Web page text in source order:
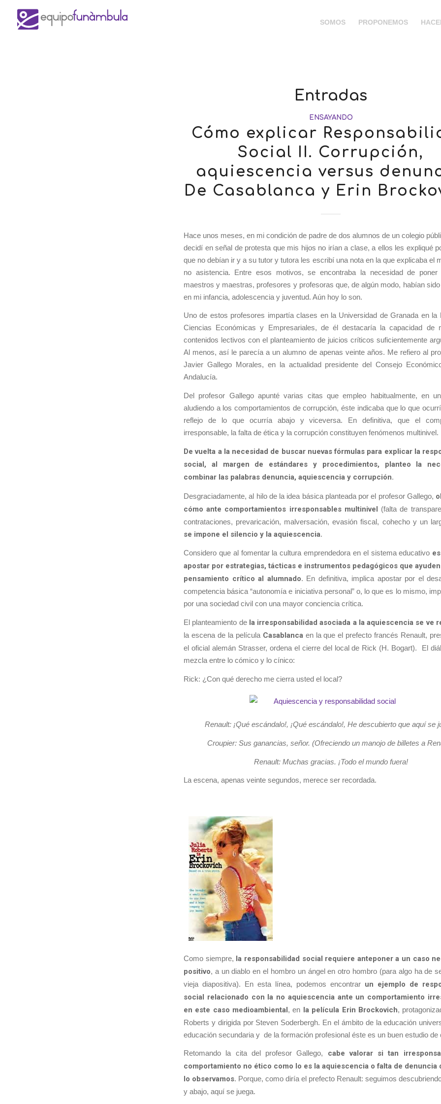
SOMOS PROPONEMOS
Entradas
ENSAYANDO
Cómo explicar
Social II. Corrupción,
aquiescencia versus
De Casablanca y Erin
Hace unos meses, en mi condición de padre de dos alumnos de un colegio
decidí en señal de protesta que mis hijos no irían a clase, a ellos les expliqué
que no debían ir y a su tutor y tutora les escribí una nota en la que explicaba el
no asistencia. Entre esos motivos, se encontraba la necesidad de
maestros y maestras, profesores y profesoras que, de algún modo, habían
en mi infancia, adolescencia y juventud. Aún hoy lo son.
Uno de estos profesores impartía clases en la Universidad de Granada en la
Ciencias Económicas y Empresariales, de él destacaría la capacidad de
contenidos lectivos con el planteamiento de juicios críticos suficientemente
Al menos, así le parecía a un alumno de apenas veinte años. Me refiero al
Javier Gallego Morales, en la actualidad presidente del Consejo
Andalucía.
Del profesor Gallego apunté varias citas que empleo habitualmente, en
aludiendo a los comportamientos de corrupción, éste indicaba que lo que
reflejo de lo que ocurría abajo
y viceversa. En definitiva, que el
irresponsable, la falta de ética y la corrupción constituyen fenómenos multinivel.
De vuelta a la necesidad de buscar nuevas fórmulas para explicar la
social, al margen de estándares y procedimientos, planteo la
combinar las palabras denuncia, aquiescencia y corrupción.
Desgraciadamente, al hilo de la idea básica planteada por el profesor Gallego,
cómo ante comportamientos irresponsables multinivel (falta de
contrataciones, prevaricación, malversación, evasión fiscal, cohecho y un
se impone el silencio y la aquiescencia.
Considero que al fomentar la cultura emprendedora en el sistema educativo
apostar por estrategias, tácticas e instrumentos pedagógicos que
pensamiento crítico al alumnado. En definitiva, implica apostar por el
competencia básica “autonomía e iniciativa personal” o, lo que es lo mismo,
por una sociedad civil con una mayor conciencia crítica.
El planteamiento de la irresponsabilidad asociada a la aquiescencia se ve
la escena de la película Casablanca en la que el prefecto francés Renault,
el oficial alemán Strasser, ordena el cierre del local de Rick (H. Bogart). El
mezcla entre lo cómico y lo cínico:
Rick: ¿Con qué derecho me cierra usted el local?
Renault: ¡Qué escándalo!, ¡Qué escándalo!, He descubierto que aquí se
Croupier: Sus ganancias, señor. (Ofreciendo un manojo de billetes a
Renault: Muchas gracias. ¡Todo el mundo fuera!
La escena, apenas veinte segundos, merece ser recordada.
Como siempre, la responsabilidad social requiere anteponer a un caso
positivo, a un diablo en el hombro un ángel en otro hombro (para algo ha de
vieja diapositiva). En esta línea, podemos encontrar un ejemplo de
social relacionado con la no aquiescencia ante un comportamiento
en este caso medioambiental, en la película Erin Brockovich,
Roberts y dirigida por Steven Soderbergh. En el ámbito de la educación
educación secundaria y de la formación profesional éste es un buen estudio de
Retomando la cita del profesor Gallego, cabe valorar si tan
comportamiento no ético como lo es la aquiescencia o falta de denuncia
lo observamos. Porque, como diría el prefecto Renault: seguimos
y abajo, aquí se juega.